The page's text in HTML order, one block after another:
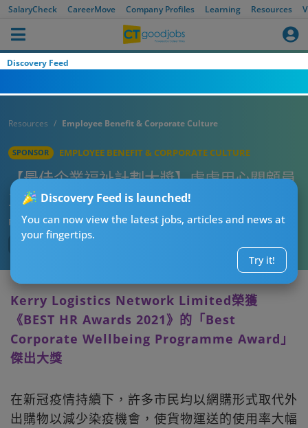
SalaryCheck CareerMove Company Profiles Learning Resources
Discovery Feed
Discovery Feed is launched!
You can now view the latest jobs, articles and news at
your fingertips.
Try it!
Resources Employee Benefit & Corporate Culture
SPONSOR EMPLOYEE BENEFIT & CORPORATE CULTURE
【最佳企業福祉計劃大獎】處處用心關顧員
工 發揮凝聚力共度難關
Published: 2022-06-20
Kerry Logistics Network Limited榮獲
《BEST HR Awards 2021》的「Best
Corporate Wellbeing Programme Award」
傑出大獎
在新冠疫情持續下，許多市民均以網購形式取代外
出購物以減少染疫機會，使貨物運送的使用率大幅